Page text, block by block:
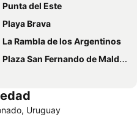
Punta del Este
Playa Brava
La Rambla de los Argentinos
Plaza San Fernando de Maldonado
Uruguay